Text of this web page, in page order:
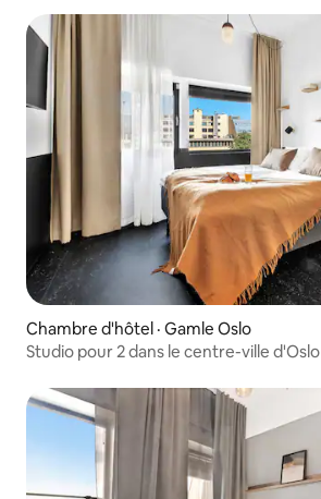
Chambre d'hôtel · Gamle Oslo
Studio pour 2 dans le centre-ville d'Oslo